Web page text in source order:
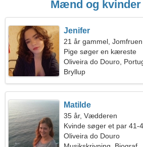
Mænd og
Jenifer
21 år gammel, Jomfruen
Pige søger en kæreste
Oliveira do Douro,
Bryllup
Matilde
35 år, Vædderen
Kvinde søger et par 41-
Oliveira do Douro